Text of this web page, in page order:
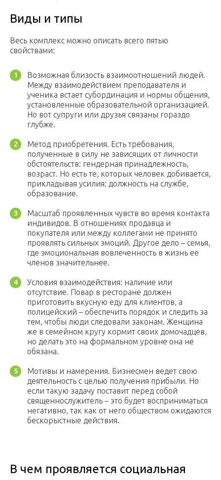
Виды и типы
Весь комплекс можно описать всего пятью
свойствами:
Возможная близость взаимоотношений людей.
Между взаимодействием преподавателя и
ученика встает субординация и нормы общения,
установленные образовательной организацией.
Но вот супруги или друзья связаны гораздо
глубже.
Метод приобретения. Есть требования,
полученные в силу не зависящих от личности
обстоятельств: гендерная принадлежность,
возраст. Но есть те, которых человек добивается,
прикладывая усилия: должность на службе,
образование.
Масштаб проявленных чувств во время контакта
индивидов. В отношениях продавца и
покупателя или между коллегами не принято
проявлять сильных эмоций. Другое дело – семья,
где эмоциональная вовлеченность в жизнь ее
членов значительнее.
Условия взаимодействия: наличие или
отсутствие. Повар в ресторане должен
приготовить вкусную еду для клиентов, а
полицейский – обеспечить порядок и следить за
тем, чтобы люди следовали законам. Женщина
же в семейном кругу кормит своих домочадцев,
но делать это на формальном уровне она не
обязана.
Мотивы и намерения. Бизнесмен ведет свою
деятельность с целью получения прибыли. Но
если такую задачу поставит перед собой
священнослужитель – это будет восприниматься
негативно, так как от него обществом ожидаются
бескорыстные действия.
В чем проявляется социальная